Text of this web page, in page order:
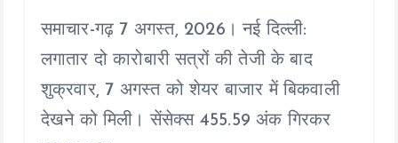
ce
b
o
o
tt
er
ai
l
at
s
A
p
p
y
Li
n
a
re
समाचार-गढ़ 7 अगस्त, 2026। नई दिल्ली:
लगातार दो कारोबारी सत्रों की तेजी के बाद
शुक्रवार, 7 अगस्त को शेयर बाजार में बिकवाली
देखने को मिली। सेंसेक्स 455.59 अंक गिरकर